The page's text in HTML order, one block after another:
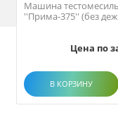
Машина
''Прима-375'' (без
Цена по
В КОРЗИНУ